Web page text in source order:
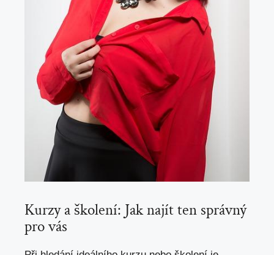
Kurzy a školení: Jak najít ten správný
pro vás